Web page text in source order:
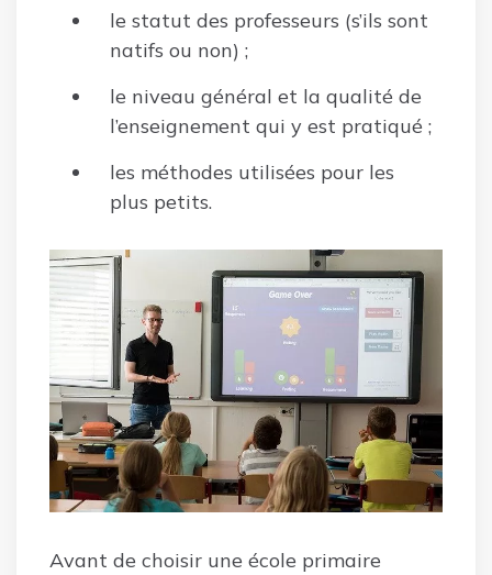
le statut des professeurs (s’ils sont
natifs ou non) ;
le niveau général et la qualité de
l’enseignement qui y est pratiqué ;
les méthodes utilisées pour les
plus petits.
Avant de choisir une école primaire